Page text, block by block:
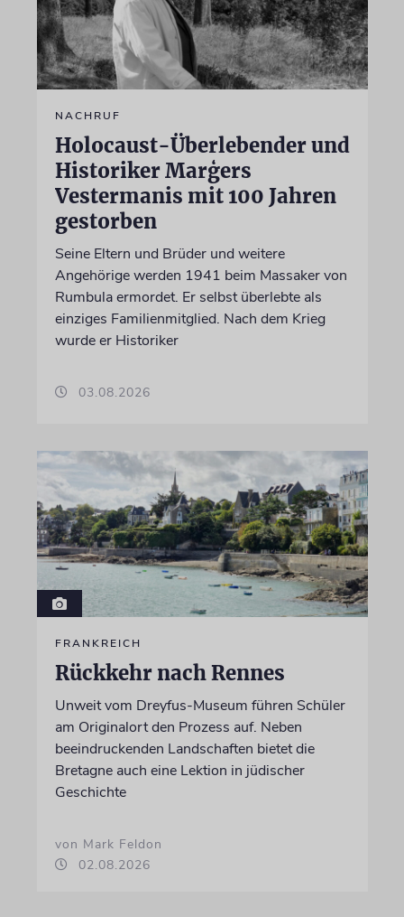
NACHRUF
Holocaust-Überlebender und
Historiker Marģers
Vestermanis mit 100 Jahren
gestorben
Seine Eltern und Brüder und weitere
Angehörige werden 1941 beim Massaker von
Rumbula ermordet. Er selbst überlebte als
einziges Familienmitglied. Nach dem Krieg
wurde er Historiker
03.08.2026
FRANKREICH
Rückkehr nach Rennes
Unweit vom Dreyfus-Museum führen Schüler
am Originalort den Prozess auf. Neben
beeindruckenden Landschaften bietet die
Bretagne auch eine Lektion in jüdischer
Geschichte
von Mark Feldon
02.08.2026